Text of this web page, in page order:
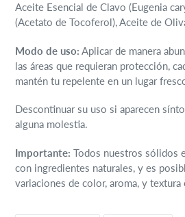
Aceite Esencial de Clavo (Eugenia
(Acetato de Tocoferol), Aceite de
Modo de uso: Aplicar de manera
las áreas que requieran protección,
mantén tu repelente en un lugar
Descontinuar su uso si aparecen
alguna molestia.
Importante: Todos nuestros sólidos
con ingredientes naturales, y es
variaciones de color, aroma, y textura